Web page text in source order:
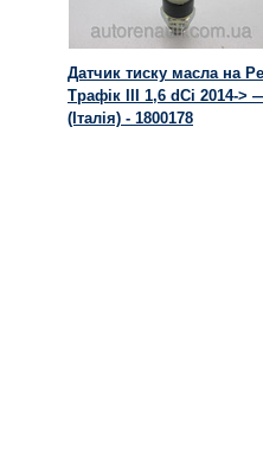
Датчик тиску масла на
Трафік III 1,6 dCi 2014->
(Італія) - 1800178